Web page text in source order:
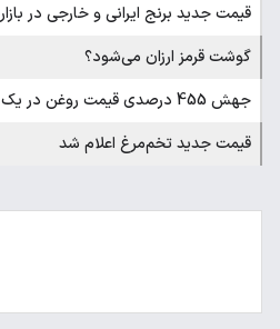
قیمت جدید برنج ایرانی و خارجی در بازار
گوشت قرمز ارزان می‌شود؟
جهش 455 درصدی قیمت روغن در یک سال!
قیمت جدید تخم‌مرغ اعلام شد